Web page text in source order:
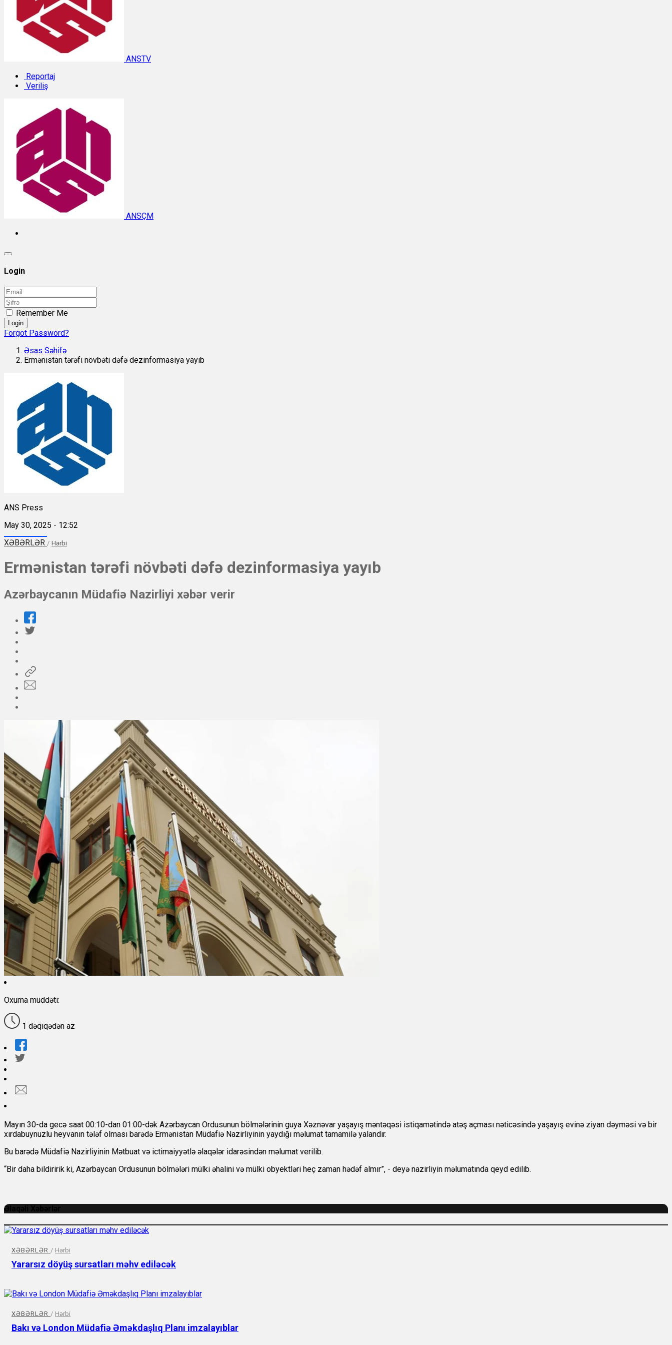
ANSTV
Reportaj
Veriliş
ANSÇM
Login
Remember Me
Login
Forgot Password?
Əsas Səhifə
Ermənistan tərəfi növbəti dəfə dezinformasiya yayıb
ANS Press
May 30, 2025 - 12:52
XƏBƏRLƏR / Hərbi
Ermənistan tərəfi növbəti dəfə dezinformasiya yayıb
Azərbaycanın Müdafiə Nazirliyi xəbər verir
Oxuma müddəti:
1 dəqiqədən az
Mayın 30-da gecə saat 00:10-dan 01:00-dək Azərbaycan Ordusunun bölmələrinin guya Xəznəvar yaşayış məntəqəsi istiqamətində atəş açması nəticəsində yaşayış evinə ziyan dəyməsi və bir
xırdabuynuzlu heyvanın tələf olması barədə Ermənistan Müdafiə Nazirliyinin yaydığı məlumat tamamilə yalandır.
Bu barədə Müdafiə Nazirliyinin Mətbuat və ictimaiyyətlə əlaqələr idarəsindən məlumat verilib.
“Bir daha bildiririk ki, Azərbaycan Ordusunun bölmələri mülki əhalini və mülki obyektləri heç zaman hədəf almır”, - deyə nazirliyin məlumatında qeyd edilib.
Əlaqəli Xəbərlər
XƏBƏRLƏR / Hərbi
Yararsız döyüş sursatları məhv ediləcək
XƏBƏRLƏR / Hərbi
Bakı və London Müdafiə Əməkdaşlıq Planı imzalayıblar